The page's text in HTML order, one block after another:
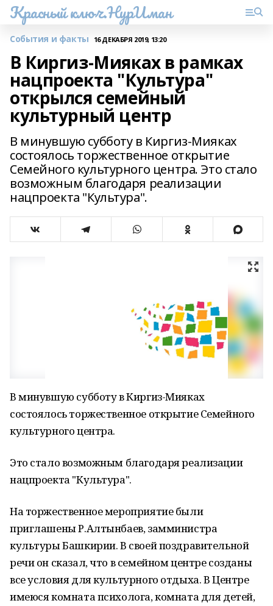
Красный ключ.НурИман
События и факты 16 ДЕКАБРЯ 2019, 13:20
В Киргиз-Мияках в рамках
нацпроекта "Культура"
открылся семейный
культурный центр
В минувшую субботу в Киргиз-Мияках
состоялось торжественное открытие
Семейного культурного центра. Это стало
возможным благодаря реализации
нацпроекта "Культура".
В минувшую субботу в Киргиз-Мияках
состоялось торжественное открытие Семейного
культурного центра.
Это стало возможным благодаря реализации
нацпроекта "Культура".
На торжественное мероприятие были
приглашены Р.Алтынбаев, замминистра
культуры Башкирии. В своей поздравительной
речи он сказал, что в семейном центре созданы
все условия для культурного отдыха. В Центре
имеюся комната психолога, комната для детей,